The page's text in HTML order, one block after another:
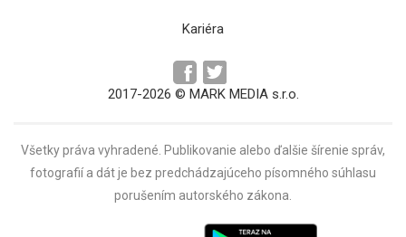
Prešovskí vysokoškoláci sú ubytovaní vo
Kariéra
2017-2026 © MARK MEDIA s.r.o.
Všetky práva vyhradené. Publikovanie alebo ďalšie šírenie správ,
fotografií a dát je bez predchádzajúceho písomného súhlasu
porušením autorského zákona.